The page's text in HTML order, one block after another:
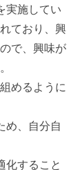
実施してい
ており、興
で、興味が
めるように
め、自分自
化すること